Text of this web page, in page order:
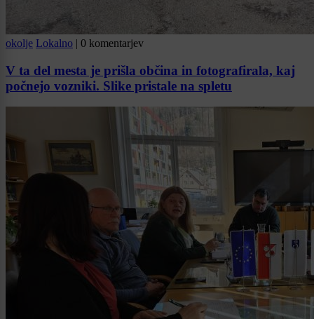
okolje Lokalno | 0 komentarjev
V ta del mesta je prišla občina in fotografirala, kaj
počnejo vozniki. Slike pristale na spletu